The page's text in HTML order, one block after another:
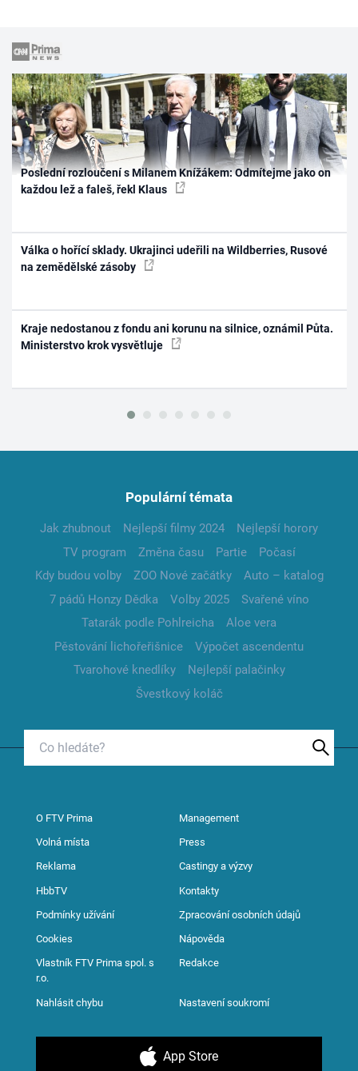
Poslední rozloučení s Milanem Knížákem: Odmítejme jako on
každou lež a faleš, řekl Klaus
Válka o hořící sklady. Ukrajinci udeřili na Wildberries, Rusové
na zemědělské zásoby
Kraje nedostanou z fondu ani korunu na silnice, oznámil Půta.
Ministerstvo krok vysvětluje
Populární témata
Jak zhubnout Nejlepší filmy 2024
Nejlepší horory
TV program
Změna času Partie
Počasí
Kdy budou volby
ZOO Nové začátky
Auto – katalog
7 pádů Honzy Dědka
Volby 2025
Svařené víno
Tatarák podle Pohlreicha
Aloe vera
Pěstování lichořeřišnice
Výpočet ascendentu
Tvarohové knedlíky
Nejlepší palačinky
Švestkový koláč
O FTV Prima Management
Volná místa Press
Reklama Castingy a výzvy
HbbTV Kontakty
Podmínky užívání Zpracování osobních údajů
Cookies Nápověda
Vlastník FTV Prima spol. s
r.o.
Redakce
Nahlásit chybu Nastavení soukromí
App Store